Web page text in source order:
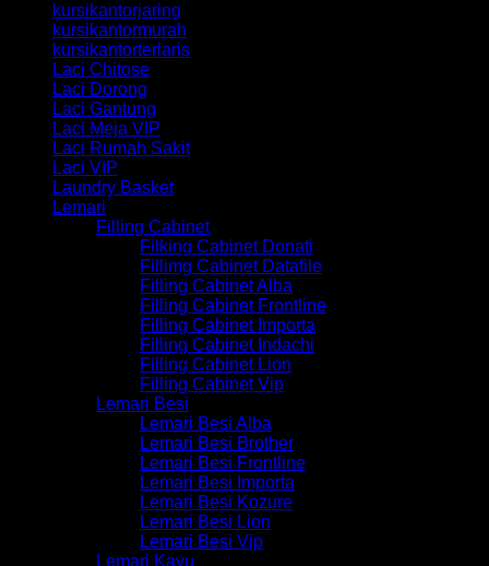
kursikantorjaring
kursikantormurah
kursikantorterlaris
Laci Chitose
Laci Dorong
Laci Gantung
Laci Meja VIP
Laci Rumah Sakit
Laci VIP
Laundry Basket
Lemari
Filling Cabinet
Filking Cabinet Donati
Fillimg Cabinet Datafile
Filling Cabinet Alba
Filling Cabinet Frontline
Filling Cabinet Importa
Filling Cabinet Indachi
Filling Cabinet Lion
Filling Cabinet Vip
Lemari Besi
Lemari Besi Alba
Lemari Besi Brother
Lemari Besi Frontline
Lemari Besi Importa
Lemari Besi Kozure
Lemari Besi Lion
Lemari Besi Vip
Lemari Kayu